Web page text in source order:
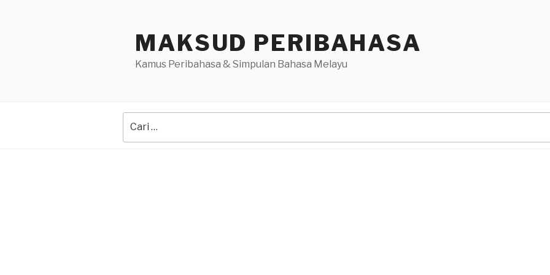
MAKSUD PERIBAHASA
Kamus Peribahasa & Simpulan Bahasa Melayu
for: